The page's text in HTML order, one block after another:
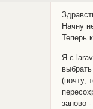
Начну
Теперь
Я с
(почту,
заново